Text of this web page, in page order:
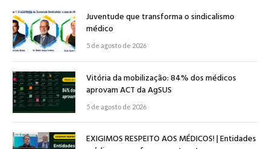
Juventude que transforma o sindicalismo
médico
5 de agosto de 2026
Vitória da mobilização: 84% dos médicos
aprovam ACT da AgSUS
5 de agosto de 2026
EXIGIMOS RESPEITO AOS MÉDICOS! | Entidades